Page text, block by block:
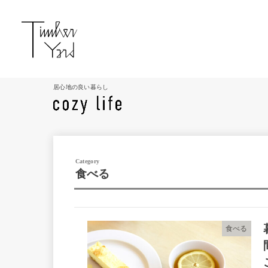
居心地の良い暮らし
食べる
食べる